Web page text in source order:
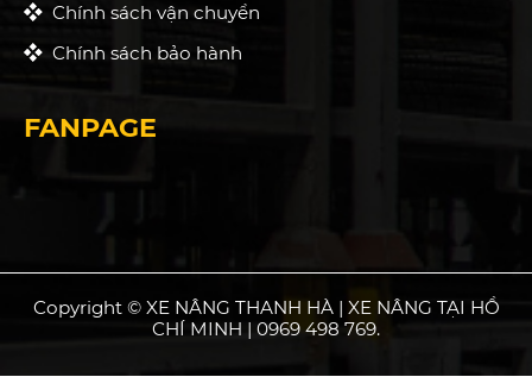
Chính sách vận chuyển
Chính sách bảo hành
FANPAGE
Copyright © XE NÂNG THANH HÀ | XE NÂNG TẠI HỒ
CHÍ MINH | 0969 498 769.